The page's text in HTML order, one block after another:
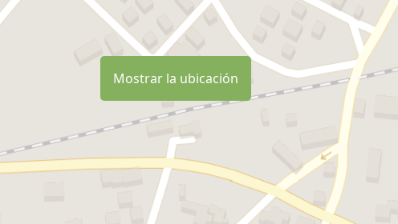
Mostrar la ubicación